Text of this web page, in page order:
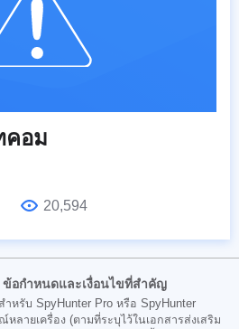
คอม
20,594
อกำหนดและเงื่อนไขที่สำคัญ
หรับ SpyHunter Pro หรือ SpyHunter
ลายเครื่อง (ตามที่ระบุไว้ในเอกสารส่งเสริม